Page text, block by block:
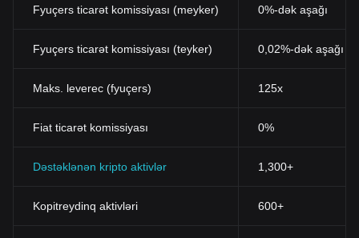
Fyuçers ticarət komissiyası (meyker) 0%-dək aşağı
Fyuçers ticarət komissiyası (teyker) 0,02%-dək aşağı
Maks. leverec (fyuçers) 125x
Fiat ticarət komissiyası 0%
Dəstəklənən kripto aktivlər 1,300+
Kopitreydinq aktivləri 600+